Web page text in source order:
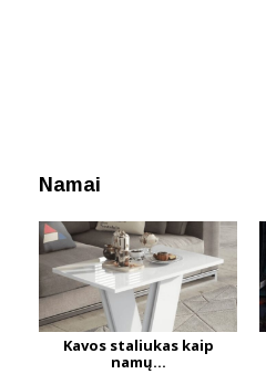
Namai
Kavos staliukas kaip
namų...